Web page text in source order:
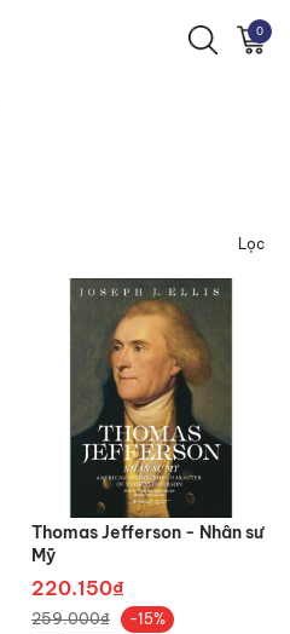
0
Lọc
Thomas Jefferson - Nhân sư
Mỹ
220.150₫
259.000₫ -15%